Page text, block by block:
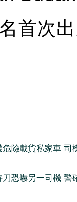
首次
危險載貨私家車 司
刀恐嚇另一司機 警